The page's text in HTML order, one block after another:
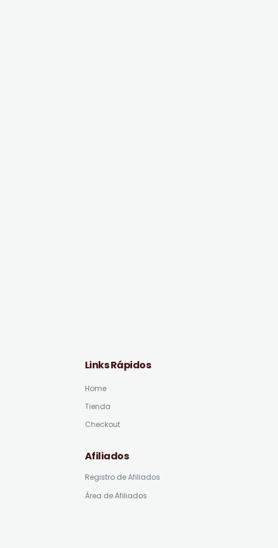
Links Rápidos
Home
Tienda
Checkout
Afiliados
Registro de Afiliados
Área de Afiliados